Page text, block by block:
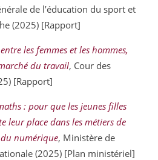
de l’éducation du sport et
(2025) [Rapport]
les femmes et les hommes,
du travail, Cour des
[Rapport]
: pour que les jeunes filles
leur place dans les métiers de
numérique, Ministère de
(2025) [Plan ministériel]